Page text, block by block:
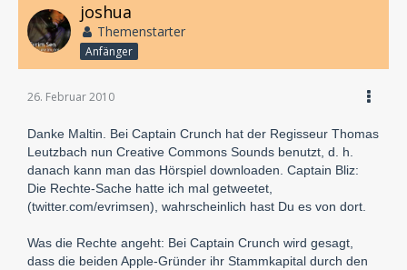
joshua
Themenstarter
Anfänger
26. Februar 2010
Danke Maltin. Bei Captain Crunch hat der Regisseur Thomas
Leutzbach nun Creative Commons Sounds benutzt, d. h.
danach kann man das Hörspiel downloaden. Captain Bliz:
Die Rechte-Sache hatte ich mal getweetet,
(twitter.com/evrimsen), wahrscheinlich hast Du es von dort.
Was die Rechte angeht: Bei Captain Crunch wird gesagt,
dass die beiden Apple-Gründer ihr Stammkapital durch den